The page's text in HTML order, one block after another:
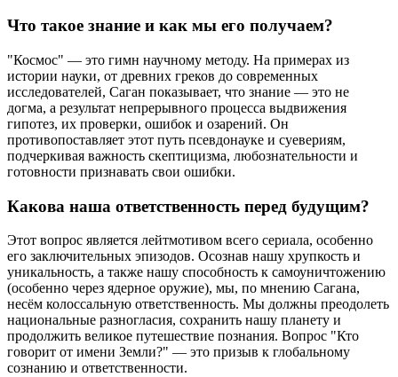
Что такое знание и как мы его получаем?
"Космос" — это гимн научному методу. На примерах из
истории науки, от древних греков до современных
исследователей, Саган показывает, что знание — это не
догма, а результат непрерывного процесса выдвижения
гипотез, их проверки, ошибок и озарений. Он
противопоставляет этот путь псевдонауке и суевериям,
подчеркивая важность скептицизма, любознательности и
готовности признавать свои ошибки.
Какова наша ответственность перед будущим?
Этот вопрос является лейтмотивом всего сериала, особенно
его заключительных эпизодов. Осознав нашу хрупкость и
уникальность, а также нашу способность к самоуничтожению
(особенно через ядерное оружие), мы, по мнению Сагана,
несём колоссальную ответственность. Мы должны преодолеть
национальные разногласия, сохранить нашу планету и
продолжить великое путешествие познания. Вопрос "Кто
говорит от имени Земли?" — это призыв к глобальному
сознанию и ответственности.